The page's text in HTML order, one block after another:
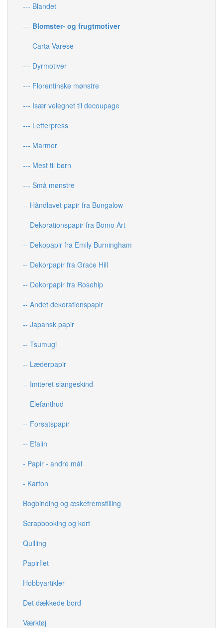
--- Blandet
--- Blomster- og frugtmotiver
--- Carta Varese
--- Dyrmotiver
--- Florentinske mønstre
--- Især velegnet til decoupage
--- Letterpress
--- Marmor
--- Mest til børn
--- Små mønstre
-- Håndlavet papir fra Bungalow
-- Dekorationspapir fra Bomo Art
-- Dekopapir fra Emily Burningham
-- Dekorpapir fra Grace Hill
-- Dekorpapir fra Rosehip
-- Andet dekorationspapir
-- Japansk papir
-- Tsumugi
-- Læderpapir
-- Imiteret slangeskind
-- Elefanthud
-- Forsatspapir
-- Efalin
- Papir - andre mål
- Karton
Bogbinding og æskefremstilling
Scrapbooking og kort
Quilling
Papirflet
Hobbyartikler
Det dækkede bord
Værktøj